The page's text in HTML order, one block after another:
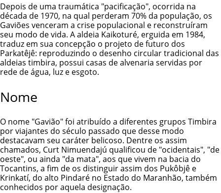
Depois de uma traumática "pacificação", ocorrida na
década de 1970, na qual perderam 70% da população, os
Gaviões venceram a crise populacional e reconstruíram
seu modo de vida. A aldeia Kaikoturé, erguida em 1984,
traduz em sua concepção o projeto de futuro dos
Parkatêjê: reproduzindo o desenho circular tradicional das
aldeias timbira, possui casas de alvenaria servidas por
rede de água, luz e esgoto.
Nome
O nome "Gavião" foi atribuído a diferentes grupos Timbira
por viajantes do século passado que desse modo
destacavam seu caráter belicoso. Dentre os assim
chamados, Curt Nimuendajú qualificou de "ocidentais", "de
oeste", ou ainda "da mata", aos que vivem na bacia do
Tocantins, a fim de os distinguir assim dos Pukôbjê e
Krinkatí, do alto Pindaré no Estado do Maranhão, também
conhecidos por aquela designação.